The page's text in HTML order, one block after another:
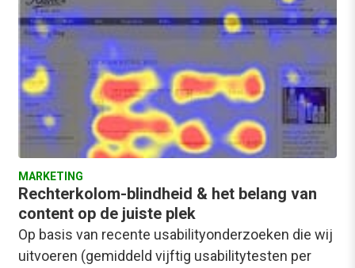
MARKETING
Rechterkolom-blindheid & het belang van
content op de juiste plek
Op basis van recente usabilityonderzoeken die wij
uitvoeren (gemiddeld vijftig usabilitytesten per